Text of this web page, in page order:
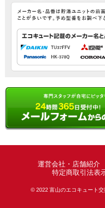
運営会社・店舗紹介
特定商取引法表
© 2022 富山のエコキュート交